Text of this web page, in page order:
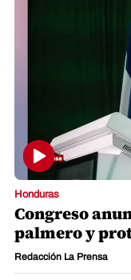
Honduras
Congreso
palmero y
Redacción La Prensa